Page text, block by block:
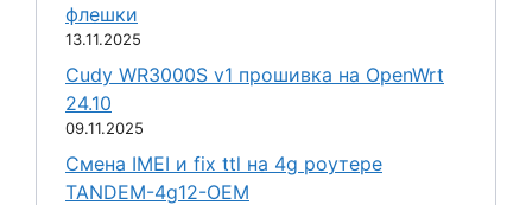
флешки
13.11.2025
Cudy WR3000S v1 прошивка на OpenWrt
24.10
09.11.2025
Смена IMEI и fix ttl на 4g роутере
TANDEM-4g12-OEM